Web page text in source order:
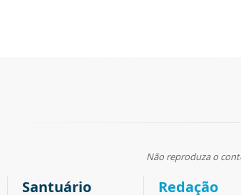
Não reproduza o
Santuário Redação